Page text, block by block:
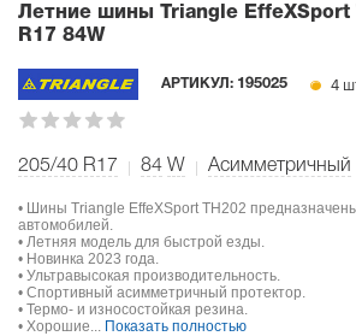
Летние шины Triangle EffeXSport
R17 84W
АРТИКУЛ: 195025 4
205/40 R17 84 W Асимметричный
• Шины Triangle EffeXSport TH202
автомобилей.
• Летняя модель для быстрой езды.
• Новинка 2023 года.
• Ультравысокая производительность.
• Спортивный асимметричный протектор.
• Термо- и износостойкая резина.
• Хорошие...
Показать полностью